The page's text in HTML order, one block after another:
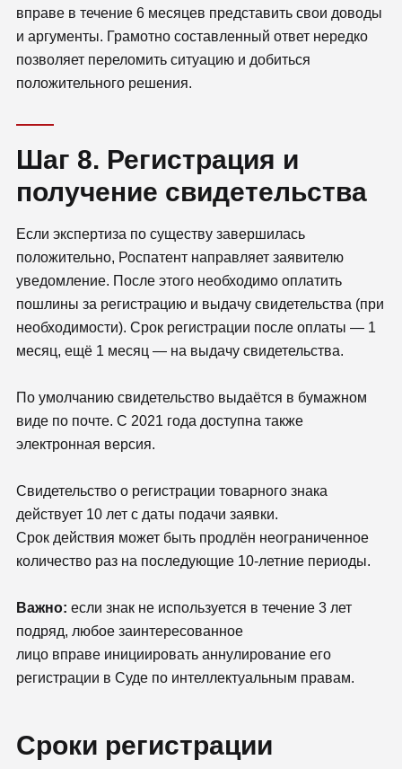
вправе в течение 6 месяцев представить свои доводы
и аргументы. Грамотно составленный ответ нередко
позволяет переломить ситуацию и добиться
положительного решения.
Шаг 8. Регистрация и
получение свидетельства
Если экспертиза по существу завершилась
положительно, Роспатент направляет заявителю
уведомление. После этого необходимо оплатить
пошлины за регистрацию и выдачу свидетельства (при
необходимости). Срок регистрации после оплаты — 1
месяц, ещё 1 месяц — на выдачу свидетельства.
По умолчанию свидетельство выдаётся в бумажном
виде по почте. С 2021 года доступна также
электронная версия.
Свидетельство о регистрации товарного знака
действует 10 лет с даты подачи заявки.
Срок действия может быть продлён неограниченное
количество раз на последующие 10-летние периоды.
Важно: если знак не используется в течение 3 лет
подряд, любое заинтересованное
лицо вправе инициировать аннулирование его
регистрации в Суде по интеллектуальным правам.
Сроки регистрации